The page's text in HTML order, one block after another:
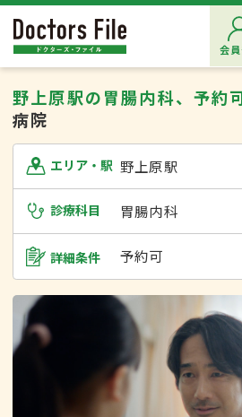
会
野上原駅の胃腸内科、予約
病院
エリア・駅 野上原駅
診療科目 胃腸内科
詳細条件 予約可